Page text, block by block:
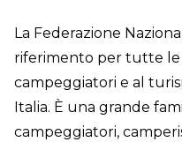
La Federazione
riferimento per tutte le
campeggiatori e al
Italia. È una grande
campeggiatori,